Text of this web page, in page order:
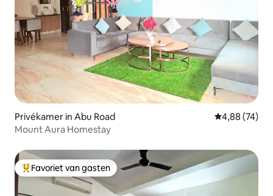
Privékamer in Abu Road Gemiddelde
4,88 (74)
Mount Aura Homestay
Topfavoriet van gasten
Favoriet van gasten